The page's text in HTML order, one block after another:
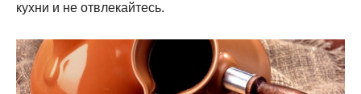
кухни и не отвлекайтесь.